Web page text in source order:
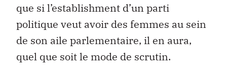
que si l’establishment d’un parti
politique veut avoir des femmes au sein
de son aile parlementaire, il en aura,
quel que soit le mode de scrutin.